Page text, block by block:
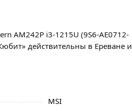
AM242P i3-1215U (9S6-AE0712-
действительны в Ереване и
MSI